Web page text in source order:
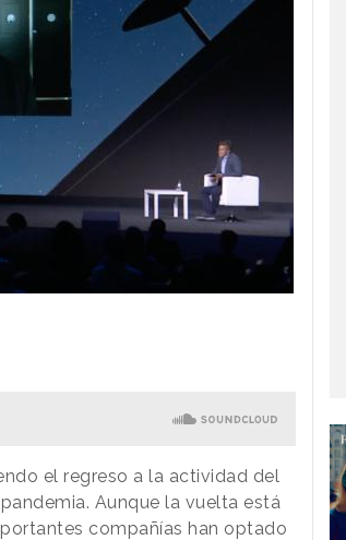
el regreso a la actividad del
Aunque la vuelta está
compañías han optado